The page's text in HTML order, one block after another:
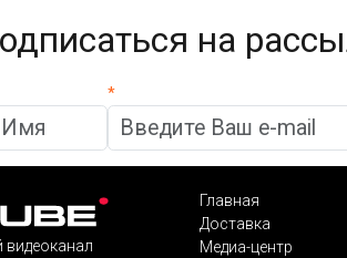
на
*
Главная
Доставка
Медиа-центр